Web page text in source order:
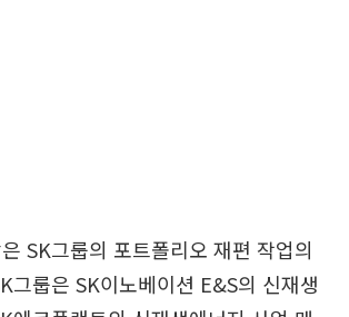
SK그룹의 포트폴리오 재편 작업의
그룹은 SK이노베이션 E&S의 신재생